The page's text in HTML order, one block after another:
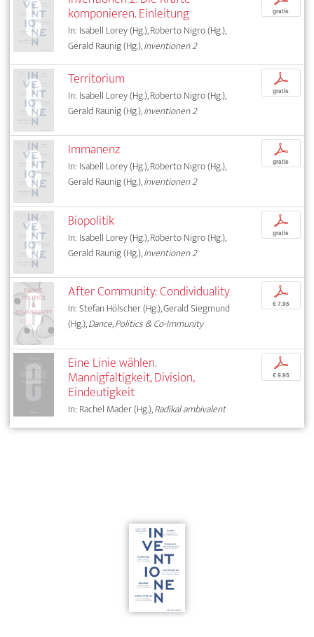
komponieren. Einleitung
In: Isabell Lorey (Hg.), Roberto Nigro (Hg.),
Gerald Raunig (Hg.),Inventionen 2
gratis
Territorium
In: Isabell Lorey (Hg.), Roberto Nigro (Hg.),
Gerald Raunig (Hg.),Inventionen 2
p
gratis
Immanenz
In: Isabell Lorey (Hg.), Roberto Nigro (Hg.),
Gerald Raunig (Hg.),Inventionen 2
p
gratis
Biopolitik
In: Isabell Lorey (Hg.), Roberto Nigro (Hg.),
Gerald Raunig (Hg.),Inventionen 2
p
gratis
After Community: Condividuality
In: Stefan Hölscher (Hg.), Gerald Siegmund
(Hg.),Dance, Politics & Co-Immunity
p
€ 7,95
Eine Linie wählen.
Mannigfaltigkeit, Division,
Eindeutigkeit
In: Rachel Mader (Hg.),Radikal ambivalent
p
€ 9,95